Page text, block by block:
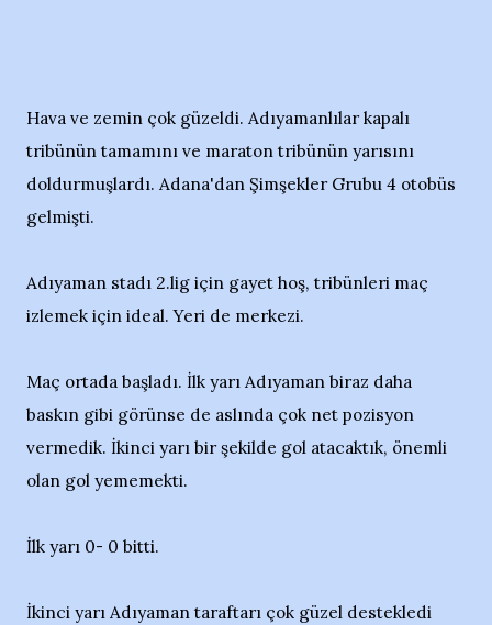
Hava ve zemin çok güzeldi. Adıyamanlılar kapalı
tribünün tamamını ve maraton tribünün yarısını
doldurmuşlardı. Adana'dan Şimşekler Grubu 4 otobüs
gelmişti.
Adıyaman stadı 2.lig için gayet hoş, tribünleri maç
izlemek için ideal. Yeri de merkezi.
Maç ortada başladı. İlk yarı Adıyaman biraz daha
baskın gibi görünse de aslında çok net pozisyon
vermedik. İkinci yarı bir şekilde gol atacaktık, önemli
olan gol yememekti.
İlk yarı 0- 0 bitti.
İkinci yarı Adıyaman taraftarı çok güzel destekledi